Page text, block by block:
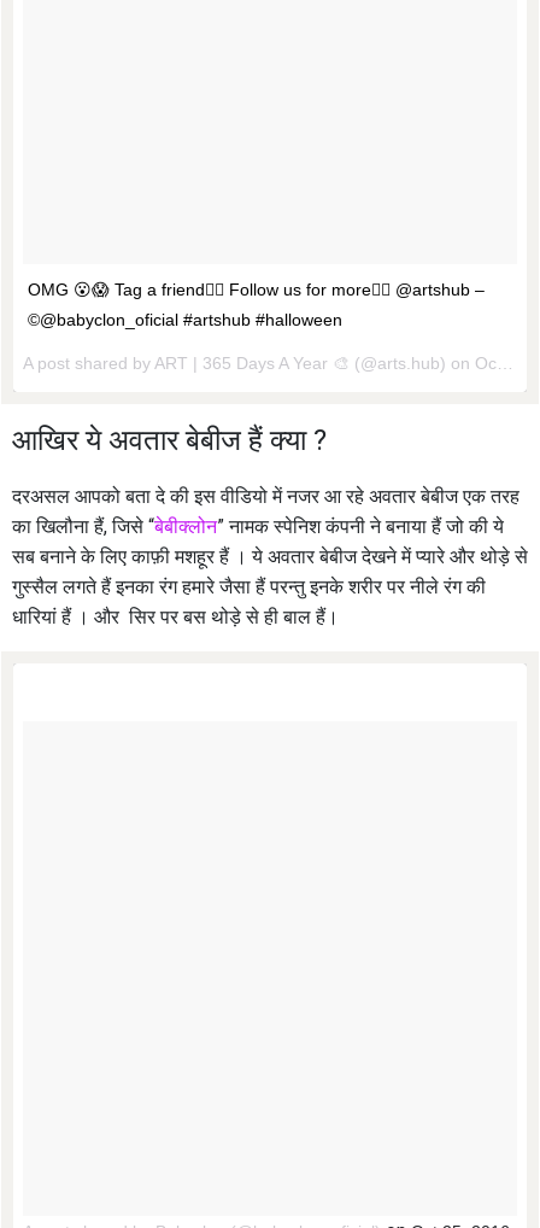
OMG 😮😱 Tag a friend👇🏼 Follow us for more👉🏻 @artshub –
©@babyclon_oficial #artshub #halloween
A post shared by ART | 365 Days A Year 🎨 (@arts.hub) on Oct 31, 2016 at 6:55am PDT
आखिर ये अवतार बेबीज हैं क्या ?
दरअसल आपको बता दे की इस वीडियो में नजर आ रहे अवतार बेबीज एक तरह
का खिलौना हैं, जिसे “बेबीक्लोन” नामक स्पेनिश कंपनी ने बनाया हैं जो की ये
सब बनाने के लिए काफ़ी मशहूर हैं । ये अवतार बेबीज देखने में प्यारे और थोड़े से
गुस्सैल लगते हैं इनका रंग हमारे जैसा हैं परन्तु इनके शरीर पर नीले रंग की
धारियां हैं । और सिर पर बस थोड़े से ही बाल हैं।